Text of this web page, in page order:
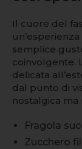
Il cuore del
semplice
coinvolgente.
delicata
dal punto di
nostalgica
Fragola
Zucchero